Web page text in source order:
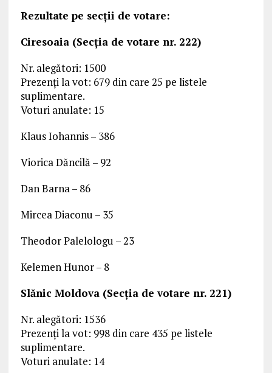
Rezultate pe secții de votare:
Ciresoaia (Secția de votare nr. 222)
Nr. alegători: 1500
Prezenți la vot: 679 din care 25 pe listele
suplimentare.
Voturi anulate: 15
Klaus Iohannis – 386
Viorica Dăncilă – 92
Dan Barna – 86
Mircea Diaconu – 35
Theodor Palelologu – 23
Kelemen Hunor – 8
Slănic Moldova (Secția de votare nr. 221)
Nr. alegători: 1536
Prezenți la vot: 998 din care 435 pe listele
suplimentare.
Voturi anulate: 14